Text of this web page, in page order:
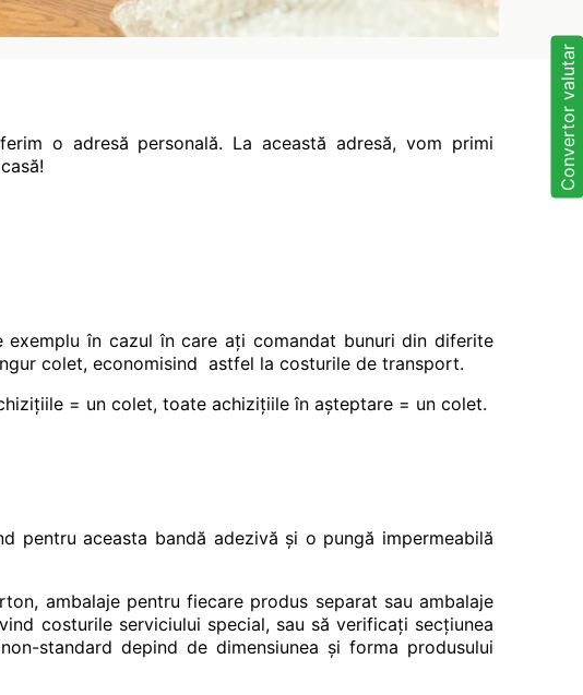
o adresă personală. La această adresă, vom primi
în cazul în care ați comandat bunuri din diferite
colet, economisind astfel la costurile de transport.
= un colet, toate achizițiile în așteptare = un colet.
pentru aceasta bandă adezivă și o pungă impermeabilă
ambalaje pentru fiecare produs separat sau ambalaje
costurile serviciului special, sau să verificați secțiunea
standard depind de dimensiunea și forma produsului
Convertor valutar